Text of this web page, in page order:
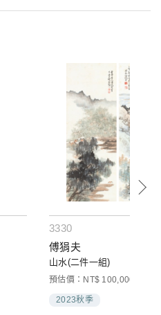
3330
傅狷夫
山水(二件一組)
預估價：NT$ 100,000-
2023秋季